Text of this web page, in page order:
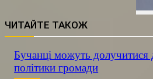
ЧИТАЙТЕ ТАКОЖ
Бучанці можуть долучитися
політики громади